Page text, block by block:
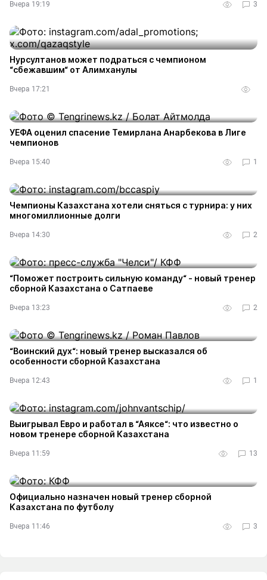
Вчера 19:19 3
Нурсултанов может подраться с чемпионом
“сбежавшим“ от Алимханулы
Вчера 17:21
УЕФА оценил спасение Темирлана Анарбекова в Лиге
чемпионов
Вчера 15:40 1
Чемпионы Казахстана хотели сняться с турнира: у них
многомиллионные долги
Вчера 14:30 2
“Поможет построить сильную команду“ - новый тренер
сборной Казахстана о Сатпаеве
Вчера 13:23 2
“Воинский дух“: новый тренер высказался об
особенности сборной Казахстана
Вчера 12:43 1
Выигрывал Евро и работал в “Аяксе“: что известно о
новом тренере сборной Казахстана
Вчера 11:59 13
Официально назначен новый тренер сборной
Казахстана по футболу
Вчера 11:46 3